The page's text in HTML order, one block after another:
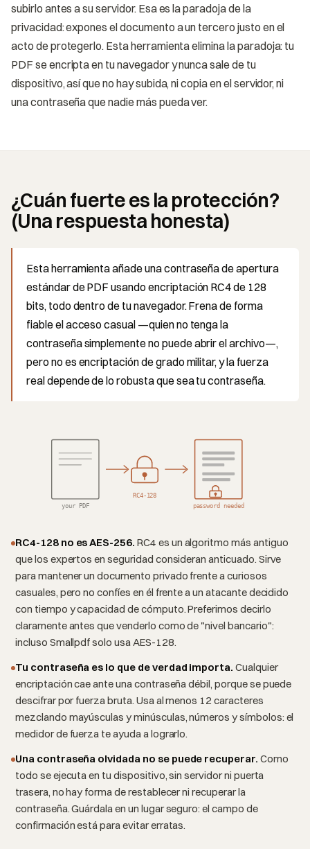
subirlo antes a su servidor. Esa es la paradoja de la
privacidad: expones el documento a un tercero justo en el
acto de protegerlo. Esta herramienta elimina la paradoja: tu
PDF se encripta en tu navegador y nunca sale de tu
dispositivo, así que no hay subida, ni copia en el servidor, ni
una contraseña que nadie más pueda ver.
¿Cuán fuerte es la protección?
(Una respuesta honesta)
Esta herramienta añade una contraseña de apertura
estándar de PDF usando encriptación RC4 de 128
bits, todo dentro de tu navegador. Frena de forma
fiable el acceso casual —quien no tenga la
contraseña simplemente no puede abrir el archivo—,
pero no es encriptación de grado militar, y la fuerza
real depende de lo robusta que sea tu contraseña.
your PDF
RC4-128
password needed
RC4-128 no es AES-256. RC4 es un algoritmo más antiguo
que los expertos en seguridad consideran anticuado. Sirve
para mantener un documento privado frente a curiosos
casuales, pero no confíes en él frente a un atacante decidido
con tiempo y capacidad de cómputo. Preferimos decirlo
claramente antes que venderlo como de "nivel bancario":
incluso Smallpdf solo usa AES-128.
Tu contraseña es lo que de verdad importa. Cualquier
encriptación cae ante una contraseña débil, porque se puede
descifrar por fuerza bruta. Usa al menos 12 caracteres
mezclando mayúsculas y minúsculas, números y símbolos: el
medidor de fuerza te ayuda a lograrlo.
Una contraseña olvidada no se puede recuperar. Como
todo se ejecuta en tu dispositivo, sin servidor ni puerta
trasera, no hay forma de restablecer ni recuperar la
contraseña. Guárdala en un lugar seguro: el campo de
confirmación está para evitar erratas.